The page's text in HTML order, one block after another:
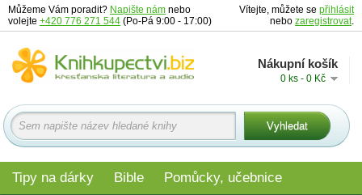
Můžeme Vám poradit? Napište nám nebo
volejte +420 776 271 544 (Po-Pá 9:00 - 17:00)
Vítejte, můžete se přihlásit
nebo zaregistrovat.
Nákupní košík
0 ks - 0 Kč
Tipy na dárky Bible Pomůcky, učebnice